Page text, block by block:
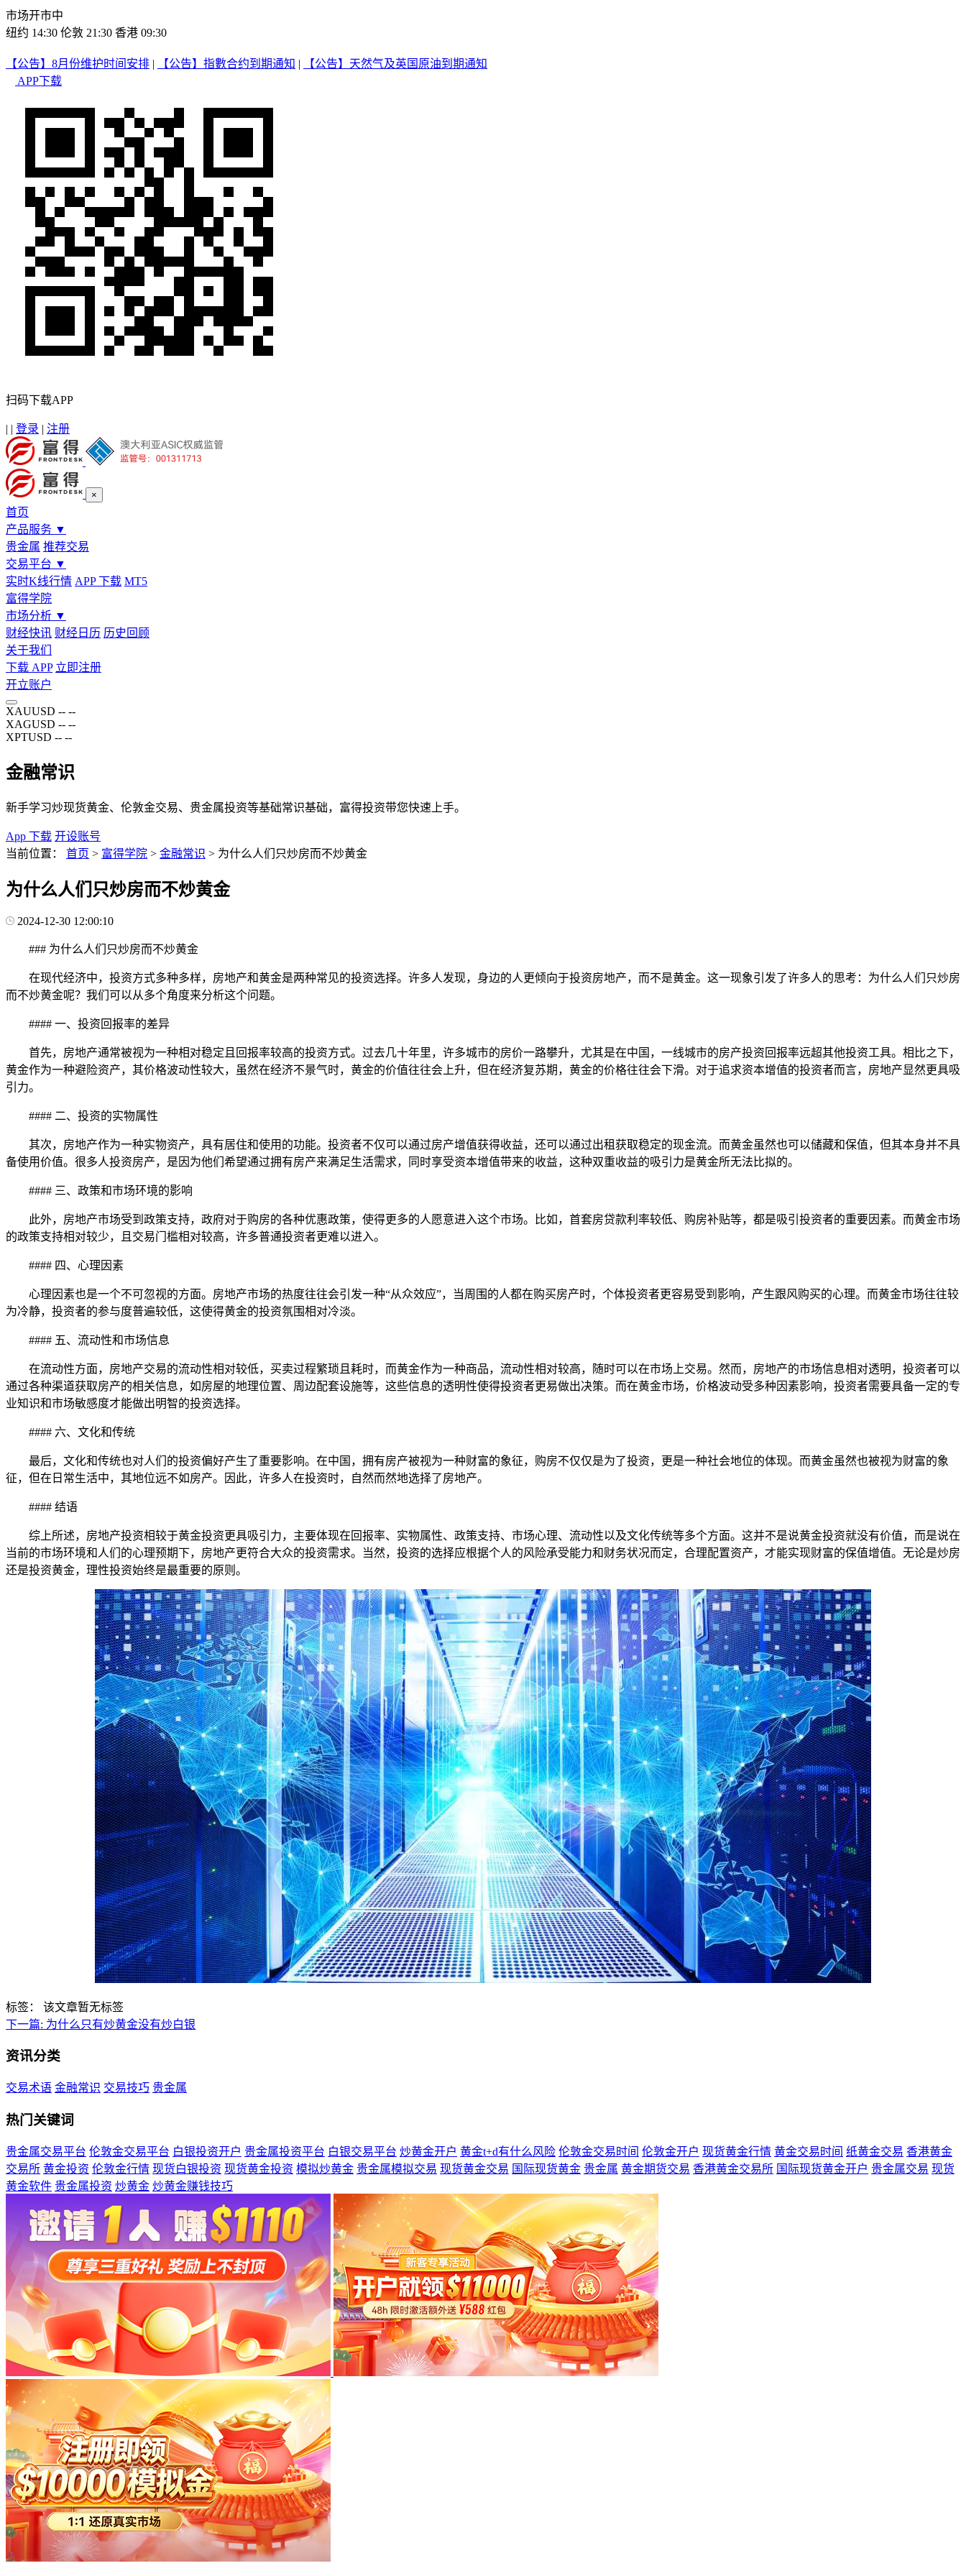
市场开市中
纽约 14:30 伦敦 21:30 香港 09:30
【公告】8月份维护时间安排 | 【公告】指數合约到期通知 |
【公告】天然气及英国原油到期通知
APP下载
扫码下载APP
| | 登录 | 注册
×
首页
产品服务 ▼
贵金属 推荐交易
交易平台 ▼
实时K线行情 APP 下载 MT5
富得学院
市场分析 ▼
财经快讯 财经日历 历史回顾
关于我们
下载 APP 立即注册
开立账户
XAUUSD -- --
XAGUSD -- --
XPTUSD -- --
金融常识
新手学习炒现货黄金、伦敦金交易、贵金属投资等基础常识基础，富得投资带您快速上手。
App 下载 开设账号
当前位置：
首页 > 富得学院 > 金融常识 > 为什么人们只炒房而不炒黄金
为什么人们只炒房而不炒黄金
2024-12-30 12:00:10
### 为什么人们只炒房而不炒黄金
在现代经济中，投资方式多种多样，房地产和黄金是两种常见的投资选择。许多人发现，身边的人更倾向于投资房地产，而不是黄金。这一现象引发了许多人的思考：为什么人们只炒房
而不炒黄金呢？我们可以从多个角度来分析这个问题。
#### 一、投资回报率的差异
首先，房地产通常被视为一种相对稳定且回报率较高的投资方式。过去几十年里，许多城市的房价一路攀升，尤其是在中国，一线城市的房产投资回报率远超其他投资工具。相比之下，
黄金作为一种避险资产，其价格波动性较大，虽然在经济不景气时，黄金的价值往往会上升，但在经济复苏期，黄金的价格往往会下滑。对于追求资本增值的投资者而言，房地产显然更具吸
引力。
#### 二、投资的实物属性
其次，房地产作为一种实物资产，具有居住和使用的功能。投资者不仅可以通过房产增值获得收益，还可以通过出租获取稳定的现金流。而黄金虽然也可以储藏和保值，但其本身并不具
备使用价值。很多人投资房产，是因为他们希望通过拥有房产来满足生活需求，同时享受资本增值带来的收益，这种双重收益的吸引力是黄金所无法比拟的。
#### 三、政策和市场环境的影响
此外，房地产市场受到政策支持，政府对于购房的各种优惠政策，使得更多的人愿意进入这个市场。比如，首套房贷款利率较低、购房补贴等，都是吸引投资者的重要因素。而黄金市场
的政策支持相对较少，且交易门槛相对较高，许多普通投资者更难以进入。
#### 四、心理因素
心理因素也是一个不可忽视的方面。房地产市场的热度往往会引发一种“从众效应”，当周围的人都在购买房产时，个体投资者更容易受到影响，产生跟风购买的心理。而黄金市场往往较
为冷静，投资者的参与度普遍较低，这使得黄金的投资氛围相对冷淡。
#### 五、流动性和市场信息
在流动性方面，房地产交易的流动性相对较低，买卖过程繁琐且耗时，而黄金作为一种商品，流动性相对较高，随时可以在市场上交易。然而，房地产的市场信息相对透明，投资者可以
通过各种渠道获取房产的相关信息，如房屋的地理位置、周边配套设施等，这些信息的透明性使得投资者更易做出决策。而在黄金市场，价格波动受多种因素影响，投资者需要具备一定的专
业知识和市场敏感度才能做出明智的投资选择。
#### 六、文化和传统
最后，文化和传统也对人们的投资偏好产生了重要影响。在中国，拥有房产被视为一种财富的象征，购房不仅仅是为了投资，更是一种社会地位的体现。而黄金虽然也被视为财富的象
征，但在日常生活中，其地位远不如房产。因此，许多人在投资时，自然而然地选择了房地产。
#### 结语
综上所述，房地产投资相较于黄金投资更具吸引力，主要体现在回报率、实物属性、政策支持、市场心理、流动性以及文化传统等多个方面。这并不是说黄金投资就没有价值，而是说在
当前的市场环境和人们的心理预期下，房地产更符合大众的投资需求。当然，投资的选择应根据个人的风险承受能力和财务状况而定，合理配置资产，才能实现财富的保值增值。无论是炒房
还是投资黄金，理性投资始终是最重要的原则。
标签：
该文章暂无标签
下一篇: 为什么只有炒黄金没有炒白银
资讯分类
交易术语 金融常识 交易技巧 贵金属
热门关键词
贵金属交易平台 伦敦金交易平台 白银投资开户 贵金属投资平台 白银交易平台 炒黄金开户 黄金t+d有什么风险 伦敦金交易时间 伦敦金开户 现货黄金行情 黄金交易时间 纸黄金交易 香港黄金
交易所 黄金投资 伦敦金行情 现货白银投资 现货黄金投资 模拟炒黄金 贵金属模拟交易 现货黄金交易 国际现货黄金 贵金属 黄金期货交易 香港黄金交易所 国际现货黄金开户 贵金属交易 现货
黄金软件 贵金属投资 炒黄金 炒黄金赚钱技巧